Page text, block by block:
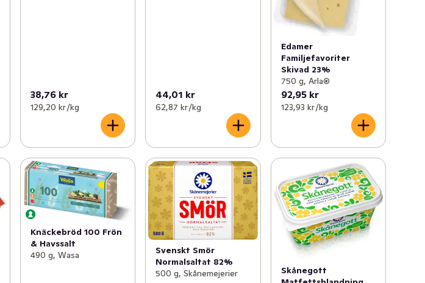
38,76 kr
129,20 kr /kg
44,01 kr
62,87 kr /kg
Edamer
Familjefavoriter
Skivad 23%
750 g, Arla®
92,95 kr
123,93 kr /kg
Knäckebröd 100 Frön
& Havssalt
490 g, Wasa
Svenskt Smör
Normalsaltat 82%
500 g, Skånemejerier
Skånegott